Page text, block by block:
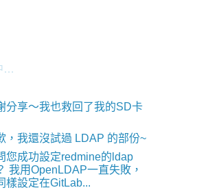
…
分享～我也救回了我的SD卡
，我還沒試過 LDAP 的部份~
您成功設定redmine的ldap
我用OpenLDAP一直失敗，
樣設定在GitLab...